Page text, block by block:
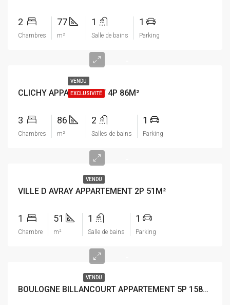
2
Chambres
77
m²
1
Salle de bains
1
Parking
VENDU
EXCLUSIVITÉ
CLICHY APPARTEMENT 4P 86M²
3
Chambres
86
m²
2
Salles de bains
1
Parking
VENDU
VILLE D AVRAY APPARTEMENT 2P 51M²
1
Chambre
51
m²
1
Salle de bains
1
Parking
VENDU
BOULOGNE BILLANCOURT APPARTEMENT 5P 158M²